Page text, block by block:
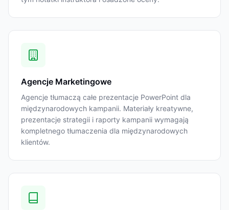
Agencje Marketingowe
Agencje tłumaczą całe prezentacje PowerPoint dla
międzynarodowych kampanii. Materiały kreatywne,
prezentacje strategii i raporty kampanii wymagają
kompletnego tłumaczenia dla międzynarodowych
klientów.